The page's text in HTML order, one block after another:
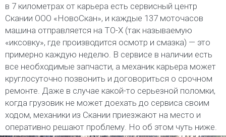
в 7 километрах от карьера есть сервисный центр
Скании ООО «НовоСкан», и каждые 137 моточасов
машина отправляется на ТО-Х (так называемую
«иксовку», где производится осмотр и смазка) — это
примерно каждую неделю. В сервисе в наличии есть
все необходимые запчасти, а механик карьера может
круглосуточно позвонить и договориться о срочном
ремонте. Даже в случае какой-то серьезной поломки,
когда грузовик не может доехать до сервиса своим
ходом, механики из Скании приезжают на место и
оперативно решают проблему. Но об этом чуть ниже.